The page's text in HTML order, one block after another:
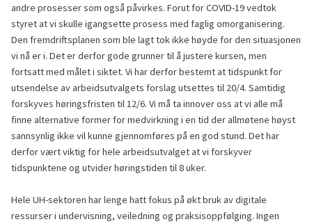
andre prosesser som også påvirkes. Forut for COVID-19 vedtok
styret at vi skulle igangsette prosess med faglig omorganisering.
Den fremdriftsplanen som ble lagt tok ikke høyde for den situasjonen
vi nå er i. Det er derfor gode grunner til å justere kursen, men
fortsatt med målet i siktet. Vi har derfor bestemt at tidspunkt for
utsendelse av arbeidsutvalgets forslag utsettes til 20/4. Samtidig
forskyves høringsfristen til 12/6. Vi må ta innover oss at vi alle må
finne alternative former for medvirkning i en tid der allmøtene høyst
sannsynlig ikke vil kunne gjennomføres på en god stund. Det har
derfor vært viktig for hele arbeidsutvalget at vi forskyver
tidspunktene og utvider høringstiden til 8 uker.
Hele UH-sektoren har lenge hatt fokus på økt bruk av digitale
ressurser i undervisning, veiledning og praksisoppfølging. Ingen